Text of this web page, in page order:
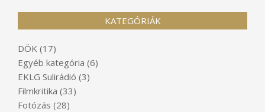
KATEGÓRIÁK
DÖK (17)
Egyéb kategória (6)
EKLG Sulirádió (3)
Filmkritika (33)
Fotózás (28)